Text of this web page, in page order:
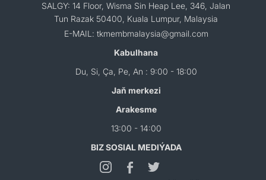
SALGY: 14 Floor, Wisma Sin Heap Lee, 346, Jalan
Tun Razak 50400, Kuala Lumpur, Malaysia
E-MAIL: tkmembmalaysia@gmail.com
Kabulhana
Du, Si, Ça, Pe, An : 9:00 - 18:00
Jaň merkezi
Arakesme
13:00 - 14:00
BIZ SOSIAL MEDIÝADA